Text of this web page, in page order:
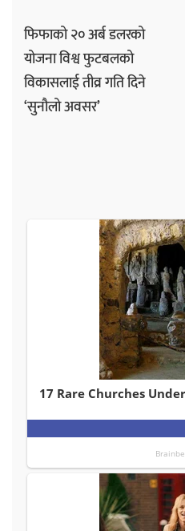
फिफाको २० अर्ब डलरको
योजना विश्व फुटबलको
विकासलाई तीव्र गति दिने
‘सुनौलो अवसर’